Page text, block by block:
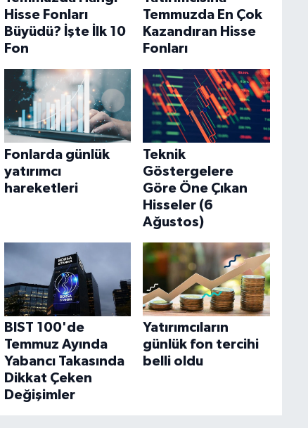
Hisse Fonları
Büyüdü? İşte İlk 10
Fon
Temmuzda En Çok
Kazandıran Hisse
Fonları
Fonlarda günlük
yatırımcı
hareketleri
Teknik
Göstergelere
Göre Öne Çıkan
Hisseler (6
Ağustos)
BIST 100'de
Temmuz Ayında
Yabancı Takasında
Dikkat Çeken
Değişimler
Yatırımcıların
günlük fon tercihi
belli oldu